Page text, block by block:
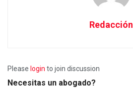
Redacción
Please login to join discussion
Necesitas un abogado?